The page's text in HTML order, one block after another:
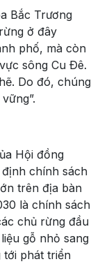
Bắc Trương
ở đây
phố, mà còn
sông Cu Ðê.
Do đó, chúng
Hội đồng
chính sách
trên địa bàn
là chính sách
chủ rừng đầu
gỗ nhỏ sang
tới phát triển